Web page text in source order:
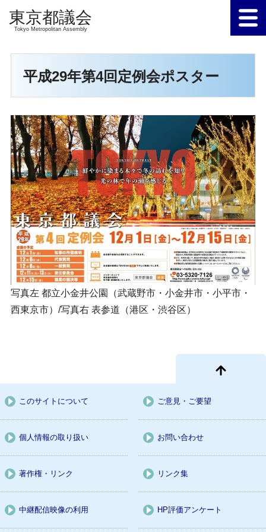
Tokyo Metropolitan Assembly
平成29年第4回定例会ポスター
写真左 都立小金井公園（武蔵野市・小金井市・小平市・
西東京市）/写真右 表参道（港区・渋谷区）
このサイトについて ご意見・ご要望
個人情報の取り扱い お問い合わせ
著作権・リンク リンク集
中継配信映像の利用 HP評価アンケート